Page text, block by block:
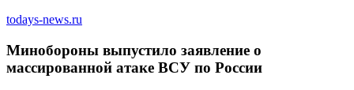
todays-news.ru
Минобороны выпустило заявление о
массированной атаке ВСУ по России